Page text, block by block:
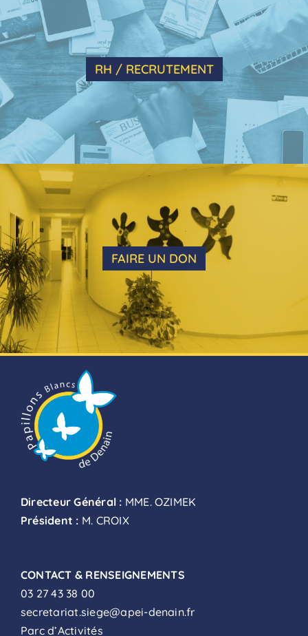
RH / RECRUTEMENT
FAIRE UN DON
Directeur Général : MME. OZIMEK
Président : M. CROIX
CONTACT & RENSEIGNEMENTS
03 27 43 38 00
secretariat.siege@apei-denain.fr
Parc d’Activités